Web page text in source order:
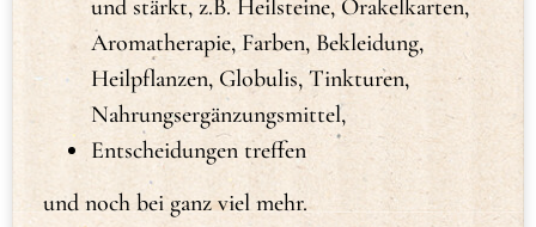
und stärkt, z.B. Heilsteine, Orakelkarten,
Aromatherapie, Farben, Bekleidung,
Heilpflanzen, Globulis, Tinkturen,
Nahrungsergänzungsmittel,
Entscheidungen treffen
und noch bei ganz viel mehr.